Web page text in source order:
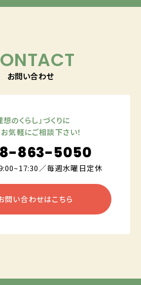
お問い合わせ
想のくらし」づくりに
気軽にご相談下さい！
863-5050
／毎週水曜日定休
問い合わせはこちら